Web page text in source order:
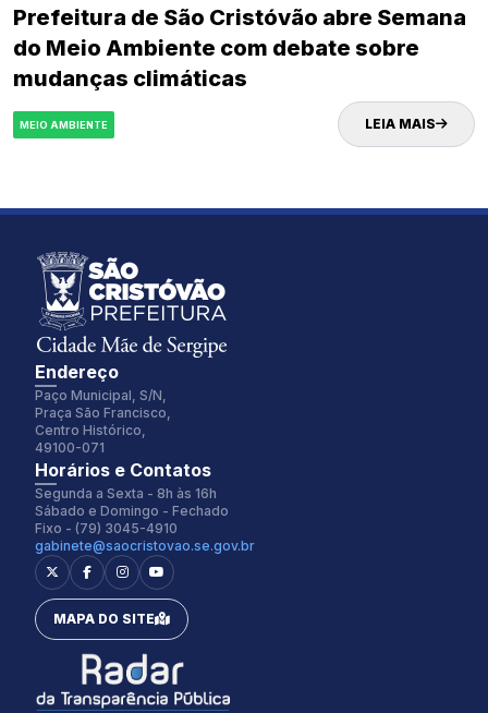
Prefeitura de São Cristóvão abre Semana
do Meio Ambiente com debate sobre
mudanças climáticas
MEIO AMBIENTE LEIA MAIS
Inter
Espaçamento Fonte:
0px
Alterar Tema:
Claro
Endereço
Paço Municipal, S/N,
Praça São Francisco,
Centro Histórico,
49100-071
Horários e Contatos
Segunda a Sexta - 8h às 16h
Sábado e Domingo - Fechado
Fixo - (79) 3045-4910
gabinete@saocristovao.se.gov.br
MAPA DO SITE